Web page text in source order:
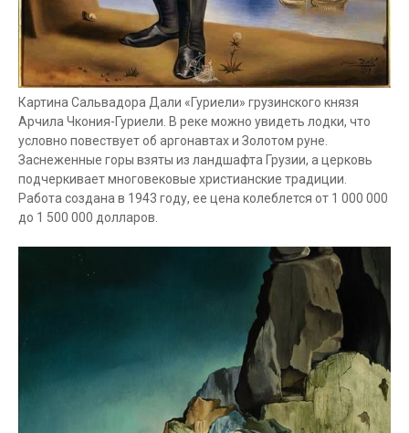
Картина Сальвадора Дали «Гуриели» грузинского князя
Арчила Чкония-Гуриели. В реке можно увидеть лодки, что
условно повествует об аргонавтах и ​​Золотом руне.
Заснеженные горы взяты из ландшафта Грузии, а церковь
подчеркивает многовековые христианские традиции.
Работа создана в 1943 году, ее цена колеблется от 1 000 000
до 1 500 000 долларов.